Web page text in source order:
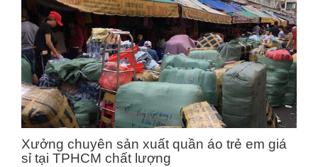
Xưởng chuyên sản xuất quần áo trẻ em giá
sỉ tại TPHCM chất lượng